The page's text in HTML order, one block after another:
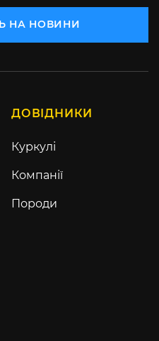
НА НОВИНИ
ДОВІДНИКИ
Куркулі
Компанії
Породи